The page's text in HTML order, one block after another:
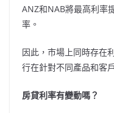
ANZ和NAB將最高利率
率。
因此，市場上同時存在
行在針對不同產品和客
房貸利率有變動嗎？